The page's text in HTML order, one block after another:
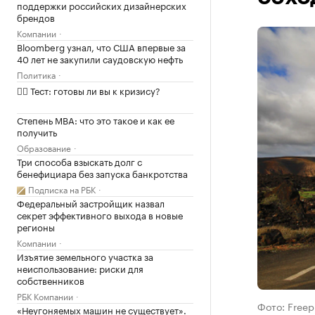
поддержки российских дизайнерских
брендов
Компании
Bloomberg узнал, что США впервые за
40 лет не закупили саудовскую нефть
Политика
✍🏻 Тест: готовы ли вы к кризису?
Степень MBA: что это такое и как ее
получить
Образование
Три способа взыскать долг с
бенефициара без запуска банкротства
Подписка на РБК
Федеральный застройщик назвал
секрет эффективного выхода в новые
регионы
Компании
Изъятие земельного участка за
неиспользование: риски для
собственников
РБК Компании
«Неугоняемых машин не существует».
Фото: